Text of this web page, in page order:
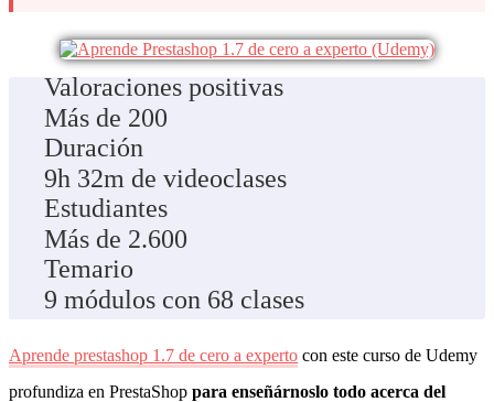
Valoraciones positivas
Más de 200
Duración
9h 32m de videoclases
Estudiantes
Más de 2.600
Temario
9 módulos con 68 clases
Aprende prestashop 1.7 de cero a experto con este curso de Udemy
profundiza en PrestaShop para enseñárnoslo todo acerca del